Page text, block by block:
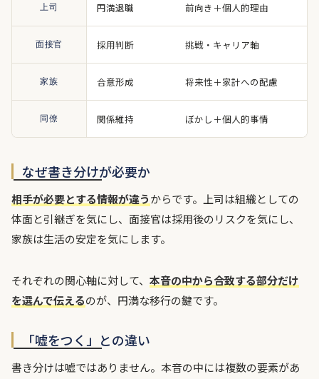
上司 円満退職 前向き＋個人的理由
面接官 採用判断 挑戦・キャリア軸
家族 合意形成 将来性＋家計への配慮
同僚 関係維持 ぼかし＋個人的事情
なぜ書き分けが必要か
相手が必要とする情報が違うからです。上司は組織としての
体面と引継ぎを気にし、面接官は採用後のリスクを気にし、
家族は生活の安定を気にします。
それぞれの関心軸に対して、 本音の中から合致する部分だけ
を選んで伝えるのが、円満な移行の鍵です。
「嘘をつく」との違い
書き分けは嘘ではありません。本音の中には複数の要素があ